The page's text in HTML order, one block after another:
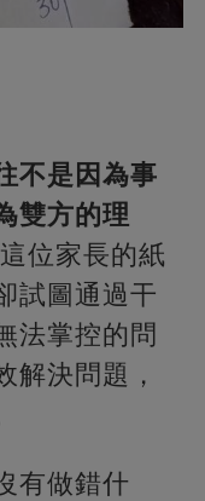
不是因為事
雙方的理
這位家長的紙
試圖通過干
法掌控的問
解決問題，
有做錯什